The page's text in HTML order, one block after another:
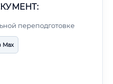
переподготовке
Max